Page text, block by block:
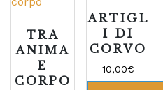
TRA
ANIMA
E
CORPO
ARTIGL
I DI
CORVO
10,00€